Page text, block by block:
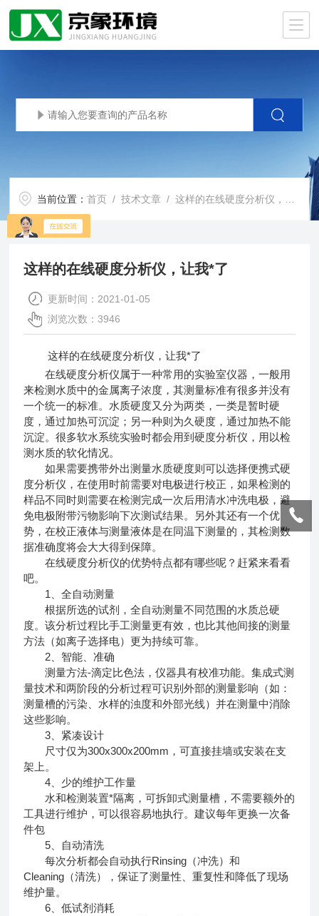
当前位置：首页 /技术文章 / 这样的在线硬度分析仪，让我*了
这样的在线硬度分析仪，让我*了
更新时间：2021-01-05
浏览次数：3946
这样的在线硬度分析仪，让我*了
在线硬度分析仪属于一种常用的实验室仪器，一般用
来检测水质中的金属离子浓度，其测量标准有很多并没有
一个统一的标准。水质硬度又分为两类，一类是暂时硬
度，通过加热可沉淀；另一种则为久硬度，通过加热不能
沉淀。很多软水系统实验时都会用到硬度分析仪，用以检
测水质的软化情况。
如果需要携带外出测量水质硬度则可以选择便携式硬
度分析仪，在使用时前需要对电极进行校正，如果检测的
样品不同时则需要在检测完成一次后用清水冲洗电极，避
免电极附带污物影响下次测试结果。另外其还有一个优
势，在校正液体与测量液体是在同温下测量的，其检测数
据准确度将会大大得到保障。
在线硬度分析仪的优势特点都有哪些呢？赶紧来看看
吧。
1、全自动测量
根据所选的试剂，全自动测量不同范围的水质总硬
度。该分析过程比手工测量更有效，也比其他间接的测量
方法（如离子选择电）更为持续可靠。
2、智能、准确
测量方法-滴定比色法，仪器具有校准功能。集成式测
量技术和两阶段的分析过程可识别外部的测量影响（如：
测量槽的污染、水样的浊度和外部光线）并在测量中消除
这些影响。
3、紧凑设计
尺寸仅为300x300x200mm，可直接挂墙或安装在支
架上。
4、少的维护工作量
水和检测装置*隔离，可拆卸式测量槽，不需要额外的
工具进行维护，可以很容易地执行。建议每年更换一次备
件包
5、自动清洗
每次分析都会自动执行Rinsing（冲洗）和
Cleaning（清洗），保证了测量性、重复性和降低了现场
维护量。
6、低试剂消耗